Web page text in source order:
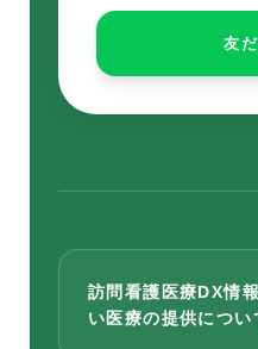
友
訪問看護医療DX情
い医療の提供につい